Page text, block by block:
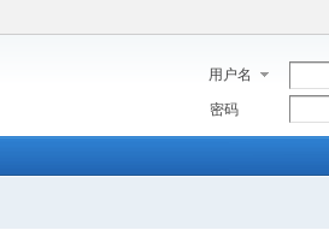
用户名
密码